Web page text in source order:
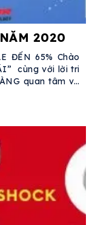
2020
ĐẾN 65% Chào
cùng với lời tri
quan tâm và